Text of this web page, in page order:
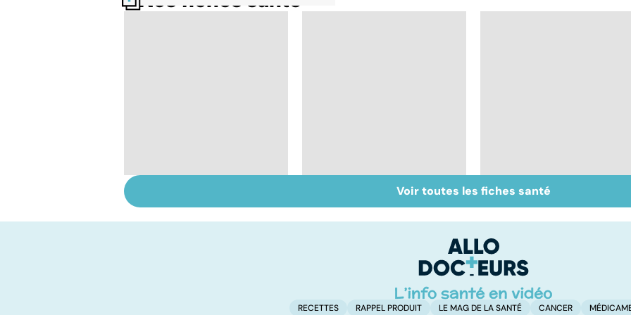
oligo-élément vital
Intestin irritable : le
régime FODMAP, une
Alimentation : le péril
jeûne ?
Voir toutes les fiches santé
RECETTES RAPPEL PRODUIT LE MAG DE LA SANTÉ CANCER